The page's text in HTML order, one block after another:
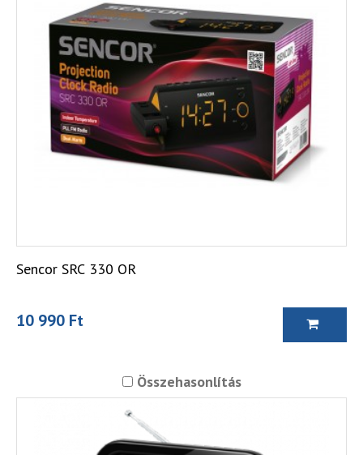
Sencor SRC 330 OR
10 990 Ft
Összehasonlítás